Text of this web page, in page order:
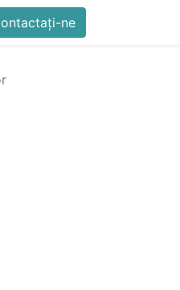
ne Generator QR
ne